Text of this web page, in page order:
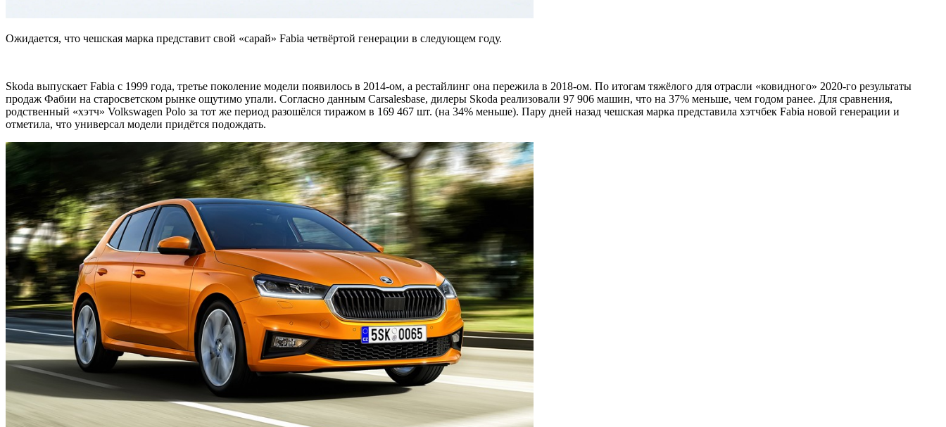
Ожидается, что чешская марка представит свой «сарай» Fabia четвёртой генерации в следующем году.
Skoda выпускает Fabia с 1999 года, третье поколение модели появилось в 2014-ом, а рестайлинг она пережила в 2018-ом. По итогам тяжёлого для отрасли «ковидного» 2020-го результаты
продаж Фабии на старосветском рынке ощутимо упали. Согласно данным Carsalesbase, дилеры Skoda реализовали 97 906 машин, что на 37% меньше, чем годом ранее. Для сравнения,
родственный «хэтч» Volkswagen Polo за тот же период разошёлся тиражом в 169 467 шт. (на 34% меньше). Пару дней назад чешская марка представила хэтчбек Fabia новой генерации и
отметила, что универсал модели придётся подождать.